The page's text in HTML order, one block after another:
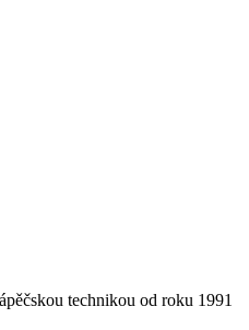
technikou od roku 1991